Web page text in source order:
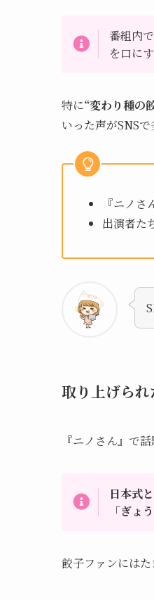
番組内
を口に
特に“変わり種の
いった声がSNSで
『ニノ
出演者た
取り上げら
『ニノさん』で
日本式
「ぎょ
餃子ファンには